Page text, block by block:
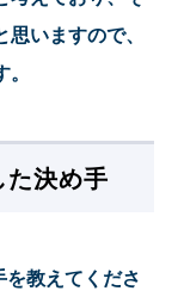
いますので、
た決め手
教えてくださ